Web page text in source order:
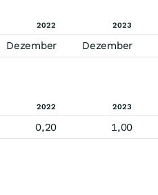
2022 2023
Dezember Dezember
2022 2023
0,20 1,00